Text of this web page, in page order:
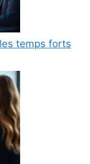
temps forts